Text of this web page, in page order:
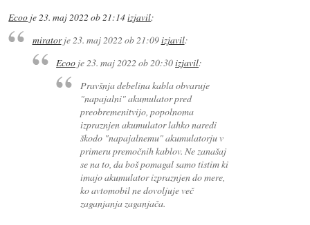
Ecoo je23. maj 2022 ob 21:14izjavil:
miratorje23. maj 2022 ob 21:09izjavil:
Ecoo je23. maj 2022 ob 20:30izjavil:
Pravšnja debelina kabla obvaruje
"napajalni" akumulator pred
preobremenitvijo, popolnoma
izpraznjen akumulator lahko naredi
škodo "napajalnemu" akumulatorju v
primeru premočnih kablov. Ne zanašaj
se na to, da boš pomagal samo tistim ki
imajo akumulator izpraznjen do mere,
ko avtomobil ne dovoljuje več
zaganjanja zaganjača.